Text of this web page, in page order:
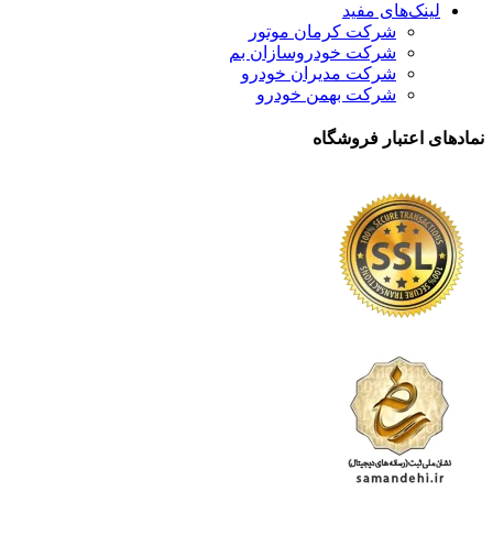
لینک‌های مفید
شرکت کرمان موتور
شرکت خودروسازان بم
شرکت مدیران خودرو
شرکت بهمن خودرو
نمادهای اعتبار فروشگاه